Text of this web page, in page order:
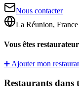
Nous contacter
La Réunion, France
Vous êtes
➕ Ajouter mon
Restaurants dans